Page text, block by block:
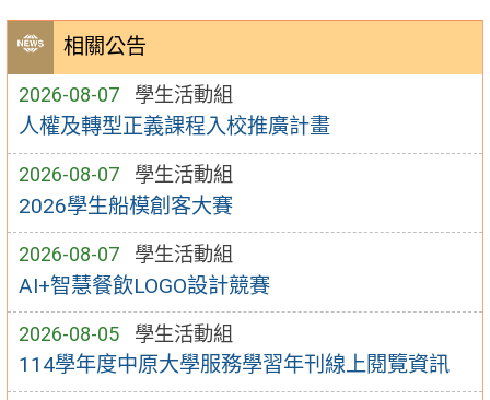
相關公告
2026-08-07 學生活動組
人權及轉型正義課程入校推廣計畫
2026-08-07 學生活動組
2026學生船模創客大賽
2026-08-07 學生活動組
AI+智慧餐飲LOGO設計競賽
2026-08-05 學生活動組
114學年度中原大學服務學習年刊線上閱覽資訊